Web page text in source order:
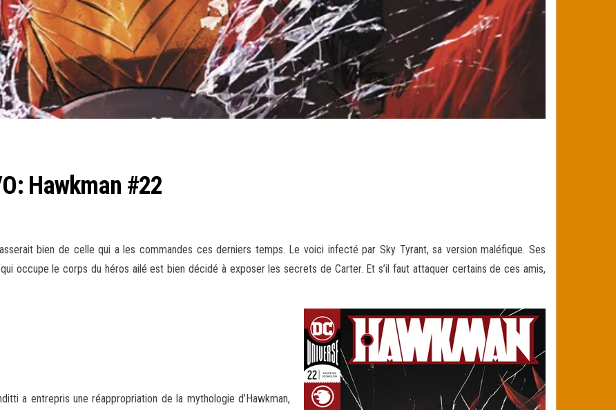
Hawkman #22
bien de celle qui a les commandes ces derniers temps. Le voici infecté par Sky Tyrant, sa version maléfique. Ses
occupe le corps du héros ailé est bien décidé àexposer les secrets de Carter. Et s’il faut attaquer certains de ces amis,
a entrepris une réappropriation de la mythologie d’Hawkman,